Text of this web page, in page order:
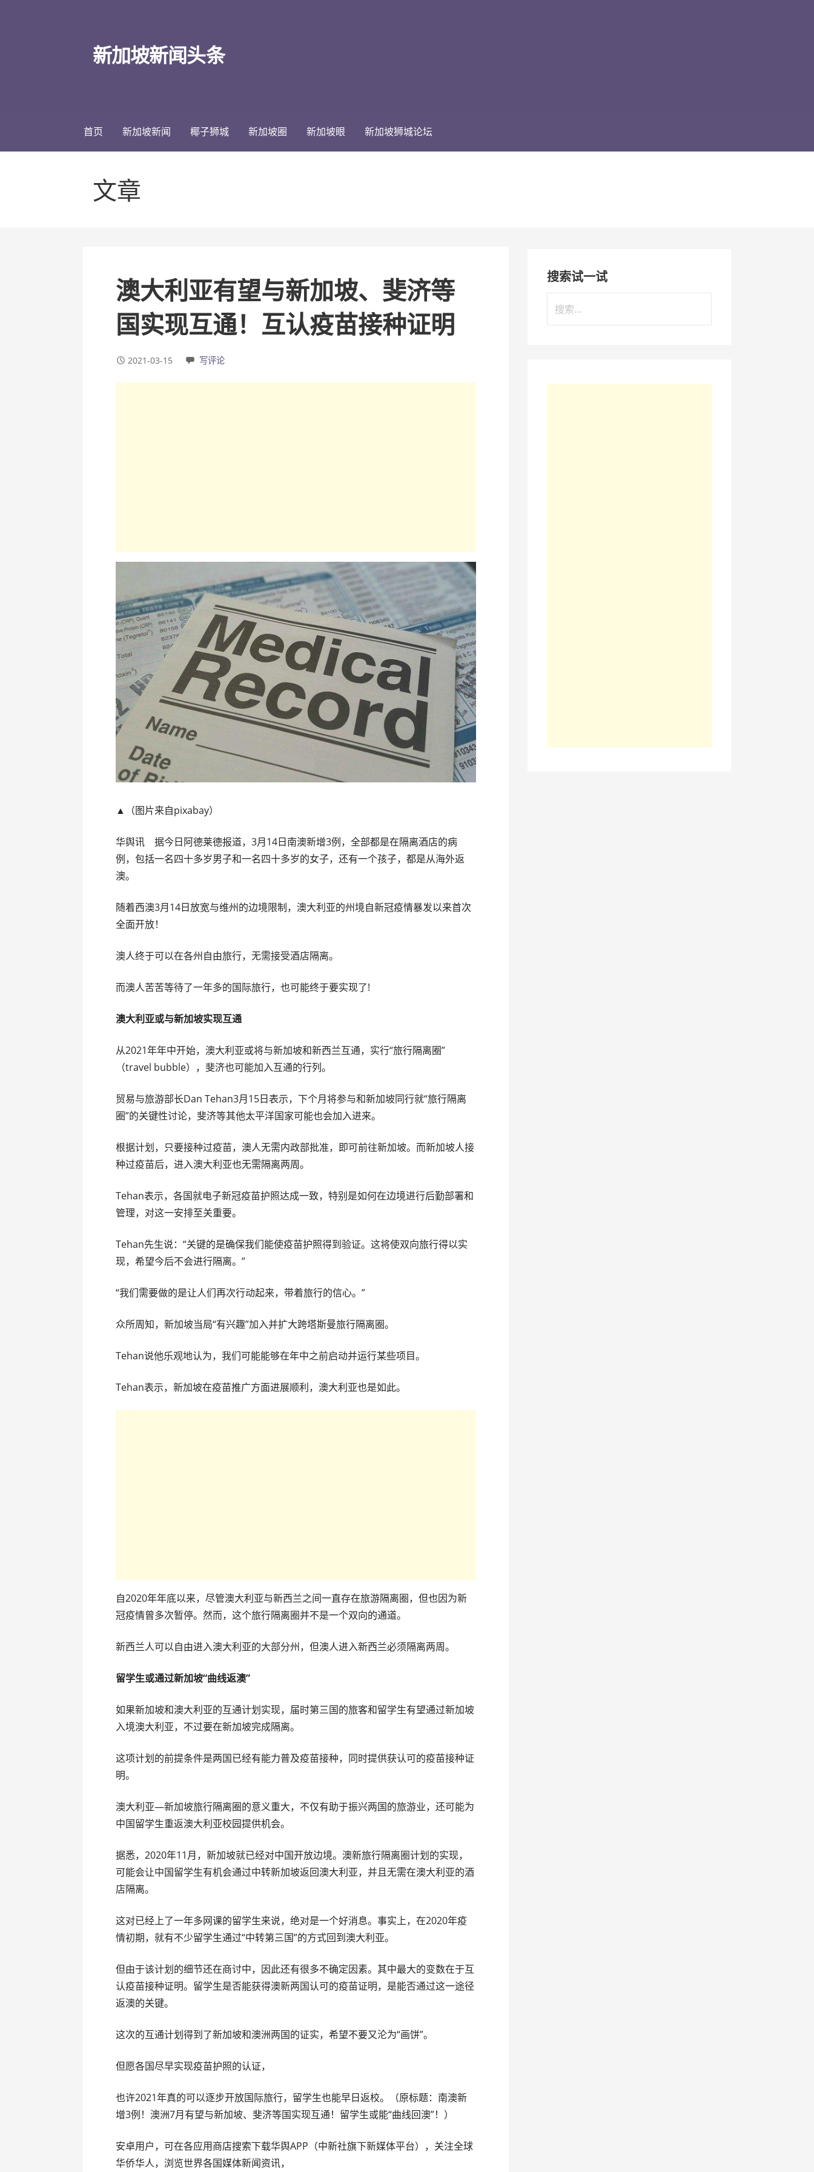
新加坡新闻头条
首页 新加坡新闻 椰子狮城 新加坡圈 新加坡眼 新加坡狮城论坛
文章
澳大利亚有望与新加坡、斐济等
国实现互通！互认疫苗接种证明
2021-03-15 写评论
▲（图片来自pixabay）
华舆讯 据今日阿德莱德报道，3月14日南澳新增3例，全部都是在隔离酒店的病
例，包括一名四十多岁男子和一名四十多岁的女子，还有一个孩子，都是从海外返
澳。
随着西澳3月14日放宽与维州的边境限制，澳大利亚的州境自新冠疫情暴发以来首次
全面开放！
澳人终于可以在各州自由旅行，无需接受酒店隔离。
而澳人苦苦等待了一年多的国际旅行，也可能终于要实现了!
澳大利亚或与新加坡实现互通
从2021年年中开始，澳大利亚或将与新加坡和新西兰互通，实行“旅行隔离圈”
（travel bubble），斐济也可能加入互通的行列。
贸易与旅游部长Dan Tehan3月15日表示，下个月将参与和新加坡同行就“旅行隔离
圈”的关键性讨论，斐济等其他太平洋国家可能也会加入进来。
根据计划，只要接种过疫苗，澳人无需内政部批准，即可前往新加坡。而新加坡人接
种过疫苗后，进入澳大利亚也无需隔离两周。
Tehan表示，各国就电子新冠疫苗护照达成一致，特别是如何在边境进行后勤部署和
管理，对这一安排至关重要。
Tehan先生说：“关键的是确保我们能使疫苗护照得到验证。这将使双向旅行得以实
现，希望今后不会进行隔离。”
“我们需要做的是让人们再次行动起来，带着旅行的信心。”
众所周知，新加坡当局“有兴趣”加入并扩大跨塔斯曼旅行隔离圈。
Tehan说他乐观地认为，我们可能能够在年中之前启动并运行某些项目。
Tehan表示，新加坡在疫苗推广方面进展顺利，澳大利亚也是如此。
自2020年年底以来，尽管澳大利亚与新西兰之间一直存在旅游隔离圈，但也因为新
冠疫情曾多次暂停。然而，这个旅行隔离圈并不是一个双向的通道。
新西兰人可以自由进入澳大利亚的大部分州，但澳人进入新西兰必须隔离两周。
留学生或通过新加坡“曲线返澳”
如果新加坡和澳大利亚的互通计划实现，届时第三国的旅客和留学生有望通过新加坡
入境澳大利亚，不过要在新加坡完成隔离。
这项计划的前提条件是两国已经有能力普及疫苗接种，同时提供获认可的疫苗接种证
明。
澳大利亚—新加坡旅行隔离圈的意义重大，不仅有助于振兴两国的旅游业，还可能为
中国留学生重返澳大利亚校园提供机会。
据悉，2020年11月，新加坡就已经对中国开放边境。澳新旅行隔离圈计划的实现，
可能会让中国留学生有机会通过中转新加坡返回澳大利亚，并且无需在澳大利亚的酒
店隔离。
这对已经上了一年多网课的留学生来说，绝对是一个好消息。事实上，在2020年疫
情初期，就有不少留学生通过“中转第三国”的方式回到澳大利亚。
但由于该计划的细节还在商讨中，因此还有很多不确定因素。其中最大的变数在于互
认疫苗接种证明。留学生是否能获得澳新两国认可的疫苗证明，是能否通过这一途径
返澳的关键。
这次的互通计划得到了新加坡和澳洲两国的证实，希望不要又沦为“画饼”。
但愿各国尽早实现疫苗护照的认证，
也许2021年真的可以逐步开放国际旅行，留学生也能早日返校。（原标题：南澳新
增3例！澳洲7月有望与新加坡、斐济等国实现互通！留学生或能“曲线回澳”！）
安卓用户，可在各应用商店搜索下载华舆APP（中新社旗下新媒体平台），关注全球
华侨华人，浏览世界各国媒体新闻资讯，
搜索试一试
索